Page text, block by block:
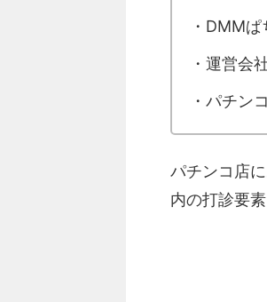
・DMM
・運営会
・パチン
パチンコ店
内の打診要